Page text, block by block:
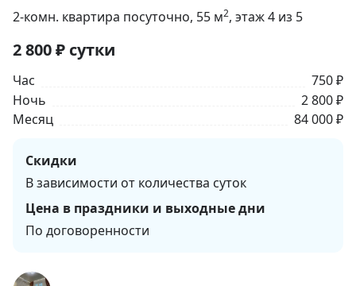
2-комн. квартира посуточно, 55 м2, этаж 4 из 5
2 800₽ сутки
Час
750 ₽
Ночь
2 800 ₽
Месяц
84 000 ₽
Скидки
В зависимости от количества суток
Цена в праздники и выходные дни
По договоренности